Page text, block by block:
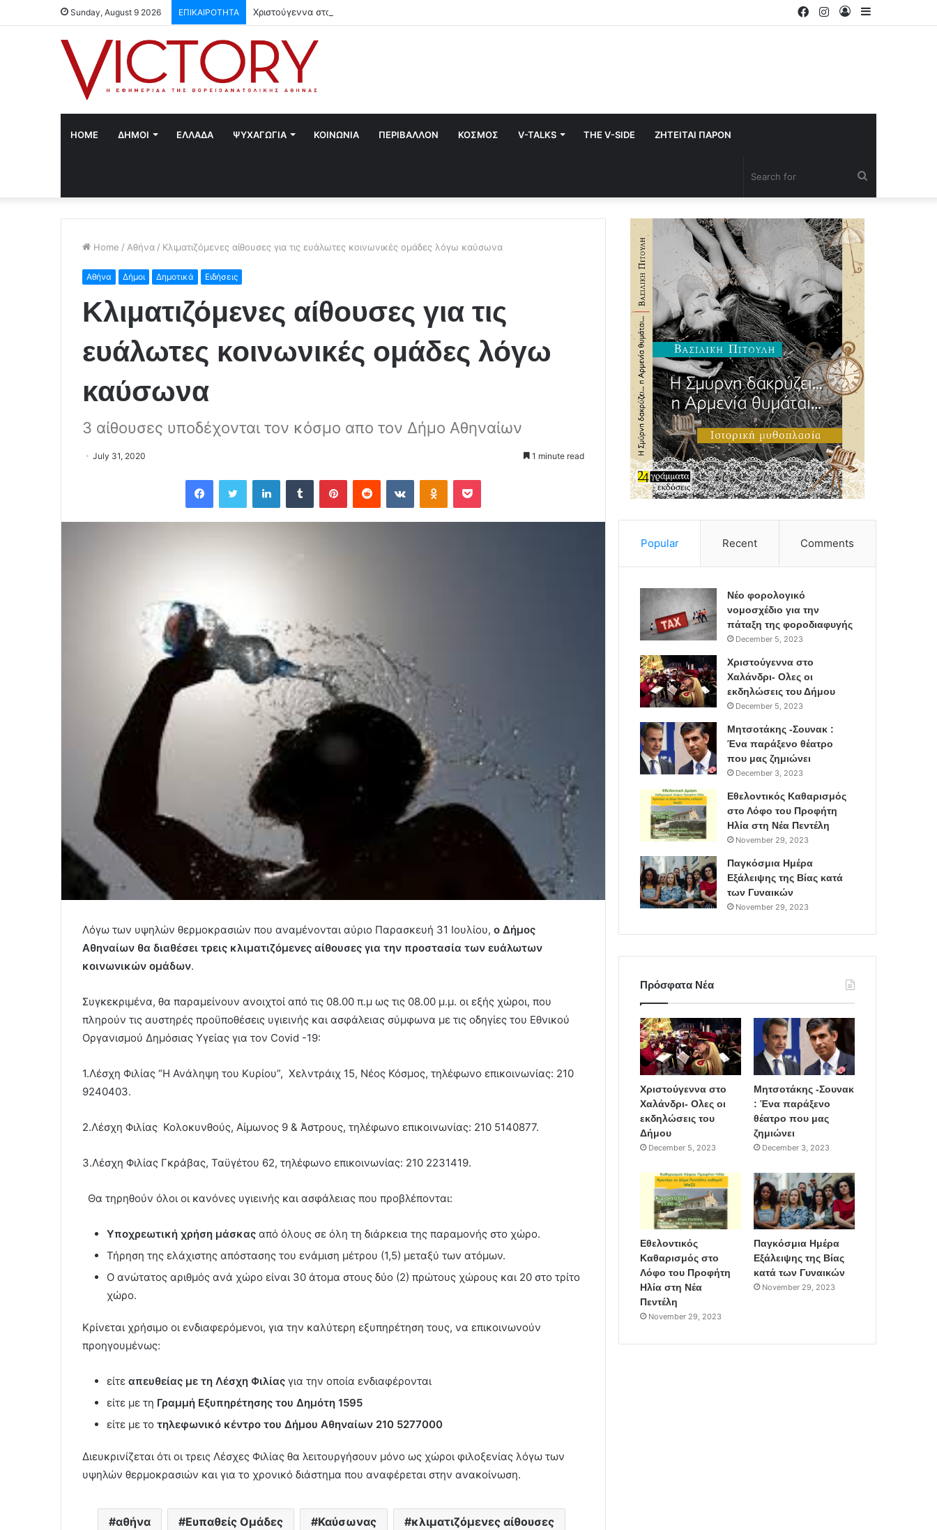
Sunday, August 9 2026 ΕΠΙΚΑΙΡΟΤΗΤΑ Χριστούγεννα στο Χαλάνδρι- Ολες οι εκδηλώσεις του Δήμου
Log
Instagram
Facebook
HOME ΔΗΜΟΙ ΕΛΛΑΔΑ ΨΥΧΑΓΩΓΙΑ ΚΟΙΝΩΝΙΑ ΠΕΡΙΒΑΛΛΟΝ ΚΟΣΜΟΣ V-TALKS THE V-SIDE ΖΗΤΕΙΤΑΙ ΠΑΡΟΝ
Home / Αθήνα / Κλιματιζόμενες αίθουσες για τις ευάλωτες κοινωνικές ομάδες λόγω καύσωνα
Αθήνα Δήμοι Δημοτικά Ειδήσεις
Κλιματιζόμενες αίθουσες για τις
ευάλωτες κοινωνικές ομάδες λόγω
καύσωνα
3 αίθουσες υποδέχονται τον κόσμο απο τον Δήμο Αθηναίων
July 31, 2020 1 minute read
Λόγω των υψηλών θερμοκρασιών που αναμένονται αύριο Παρασκευή 31 Ιουλίου, ο Δήμος
Αθηναίων θα διαθέσει τρεις κλιματιζόμενες αίθουσες για την προστασία των ευάλωτων
κοινωνικών ομάδων.
Συγκεκριμένα, θα παραμείνουν ανοιχτοί από τις 08.00 π.μ ως τις 08.00 μ.μ. οι εξής χώροι, που
πληρούν τις αυστηρές προϋποθέσεις υγιεινής και ασφάλειας σύμφωνα με τις οδηγίες του Εθνικού
Οργανισμού Δημόσιας Υγείας για τον Covid -19:
1.Λέσχη Φιλίας “Η Ανάληψη του Κυρίου”, Χελντράιχ 15, Νέος Κόσμος, τηλέφωνο επικοινωνίας: 210
9240403.
2.Λέσχη Φιλίας Κολοκυνθούς, Αίμωνος 9 & Άστρους, τηλέφωνο επικοινωνίας: 210 5140877.
3.Λέσχη Φιλίας Γκράβας, Ταϋγέτου 62, τηλέφωνο επικοινωνίας: 210 2231419.
Θα τηρηθούν όλοι οι κανόνες υγιεινής και ασφάλειας που προβλέπονται:
Υποχρεωτική χρήση μάσκας από όλους σε όλη τη διάρκεια της παραμονής στο χώρο.
Τήρηση της ελάχιστης απόστασης του ενάμιση μέτρου (1,5) μεταξύ των ατόμων.
Ο ανώτατος αριθμός ανά χώρο είναι 30 άτομα στους δύο (2) πρώτους χώρους και 20 στο τρίτο
χώρο.
Κρίνεται χρήσιμο οι ενδιαφερόμενοι, για την καλύτερη εξυπηρέτηση τους, να επικοινωνούν
προηγουμένως:
είτε απευθείας με τη Λέσχη Φιλίας για την οποία ενδιαφέρονται
είτε με τη Γραμμή Εξυπηρέτησης του Δημότη 1595
είτε με το τηλεφωνικό κέντρο του Δήμου Αθηναίων 210 5277000
Διευκρινίζεται ότι οι τρεις Λέσχες Φιλίας θα λειτουργήσουν μόνο ως χώροι φιλοξενίας λόγω των
υψηλών θερμοκρασιών και για το χρονικό διάστημα που αναφέρεται στην ανακοίνωση.
αθήνα Ευπαθείς Ομάδες Καύσωνας κλιματιζόμενες αίθουσες
Popular Recent Comments
Νέο φορολογικό
νομοσχέδιο για την
πάταξη της φοροδιαφυγής
December 5, 2023
Χριστούγεννα στο
Χαλάνδρι- Ολες οι
εκδηλώσεις του Δήμου
December 5, 2023
Μητσοτάκης -Σουνακ :
Ένα παράξενο θέατρο
που μας ζημιώνει
December 3, 2023
Εθελοντικός Καθαρισμός
στο Λόφο του Προφήτη
Ηλία στη Νέα Πεντέλη
November 29, 2023
Παγκόσμια Ημέρα
Εξάλειψης της Βίας κατά
των Γυναικών
November 29, 2023
Πρόσφατα Νέα
Χριστούγεννα στο
Χαλάνδρι- Ολες οι
εκδηλώσεις του
Δήμου
December 5, 2023
Μητσοτάκης -Σουνακ
: Ένα παράξενο
θέατρο που μας
ζημιώνει
December 3, 2023
Εθελοντικός
Καθαρισμός στο
Λόφο του Προφήτη
Ηλία στη Νέα
Πεντέλη
November 29, 2023
Παγκόσμια Ημέρα
Εξάλειψης της Βίας
κατά των Γυναικών
November 29, 2023